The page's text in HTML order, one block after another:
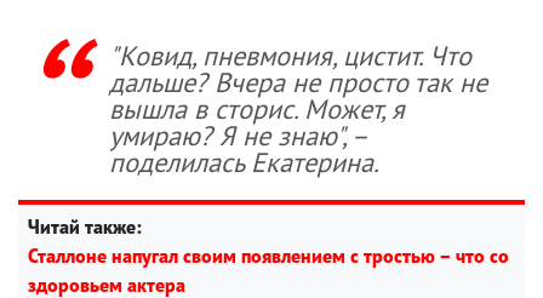
"Ковид, пневмония, цистит. Что
дальше? Вчера не просто так не
вышла в сторис. Может, я
умираю? Я не знаю", –
поделилась Екатерина.
Читай также:
Сталлоне напугал своим появлением с тростью – что со
здоровьем актера